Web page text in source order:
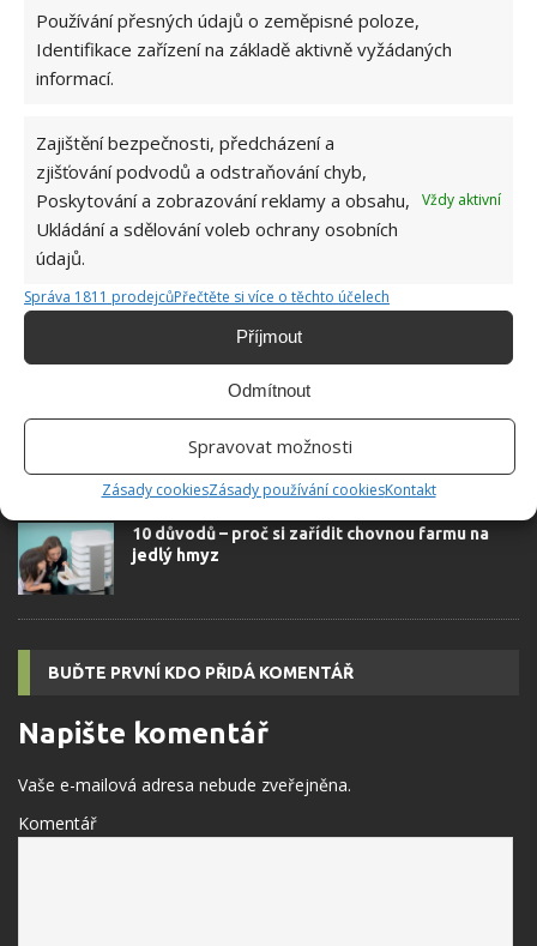
Používání přesných údajů o zeměpisné poloze,
Identifikace zařízení na základě aktivně vyžádaných
informací.
Zajištění bezpečnosti, předcházení a
zjišťování podvodů a odstraňování chyb,
Poskytování a zobrazování reklamy a obsahu,
Ukládání a sdělování voleb ochrany osobních
údajů.
Vždy aktivní
Správa 1811 prodejcůPřečtěte si více o těchto účelech
Příjmout
Odmítnout
Spravovat možnosti
Zásady cookiesZásady používání cookiesKontakt
redaktorky ji tak nadchla, že se
rozhodla zůstat. Její v... [Více o
autorovi]
SOUVISEJÍCÍ ČLÁNKY
Stříbrné příbory po babičce mohou být opět
jako nové. Obnovit jejich původní vzhled
zvládne každý
10 důvodů – proč si zařídit chovnou farmu na
jedlý hmyz
BUĎTE PRVNÍ KDO PŘIDÁ KOMENTÁŘ
Napište komentář
Vaše e-mailová adresa nebude zveřejněna.
Komentář